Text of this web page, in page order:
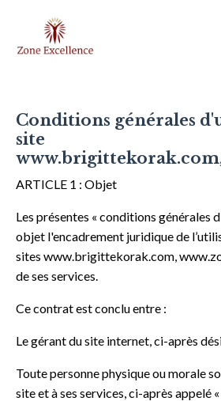
Conditions générales
site
ARTICLE 1 : Objet
Les présentes « conditions générales
objet l'encadrement juridique de
sites www.brigittekorak.com,
de ses services.
Ce contrat est conclu entre :
Le gérant du site internet, ci-après
Toute personne physique ou morale
site et à ses services, ci-après appelé «